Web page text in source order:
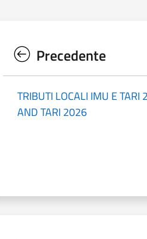
Precedente
TRIBUTI LOCALI IMU E
AND TARI 2026